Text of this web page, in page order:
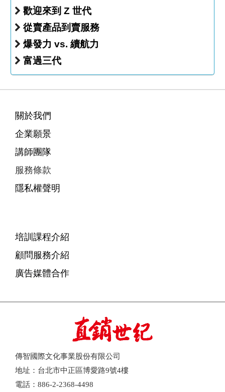
歡迎來到 Z 世代
從賣產品到賣服務
爆發力 vs. 續航力
富過三代
關於我們
企業願景
講師團隊
服務條款
隱私權聲明
培訓課程介紹
顧問服務介紹
廣告媒體合作
傳智國際文化事業股份有限公司
地址：台北市中正區博愛路9號4樓
電話：886-2-2368-4498